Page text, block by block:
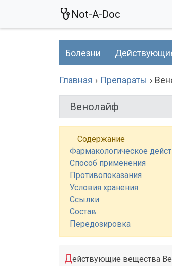
Not-A-Doc
Болезни
Главная Препараты
Венолайф
Содержание
Фармакологическое
Способ применения
Противопоказания
Условия хранения
Ссылки
Состав
Передозировка
Действующие вещества